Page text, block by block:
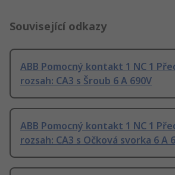
Související odkazy
ABB Pomocný kontakt 1 NC 1
rozsah: CA3 s Šroub 6 A 690V
ABB Pomocný kontakt 1 NC 1
rozsah: CA3 s Očková svorka 6 A